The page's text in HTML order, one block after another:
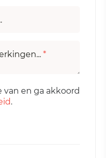
*
van en ga akkoord
.